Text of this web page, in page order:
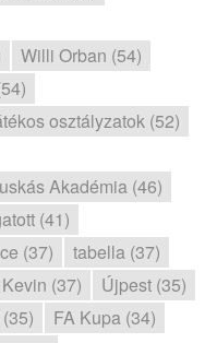
Willi Orban (54)
osztályzatok (52)
Akadémia (46)
(41)
(37)
tabella (37)
(37)
Újpest (35)
FA Kupa (34)